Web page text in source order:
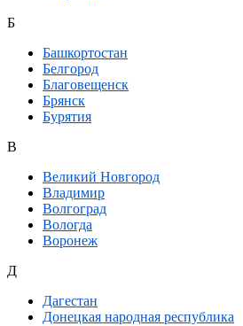
Б
Башкортостан
Белгород
Благовещенск
Брянск
Бурятия
В
Великий Новгород
Владимир
Волгоград
Вологда
Воронеж
Д
Дагестан
Донецкая народная республика